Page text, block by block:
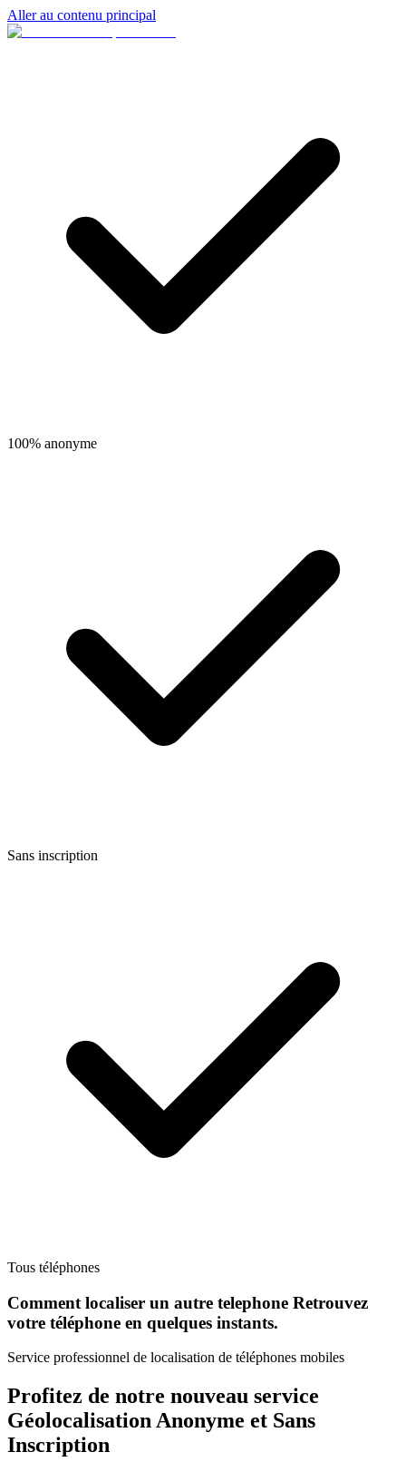
Aller au contenu principal
100% anonyme
Sans inscription
Tous téléphones
Comment localiser un autre telephone Retrouvez
votre téléphone en quelques instants.
Service professionnel de localisation de téléphones mobiles
Profitez de notre nouveau service
Géolocalisation Anonyme et Sans
Inscription